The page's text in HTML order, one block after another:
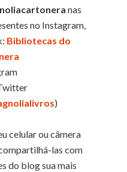
nas
no Instagram,
Bibliotecas do
)
celular ou câmera
las com
do blog sua mais